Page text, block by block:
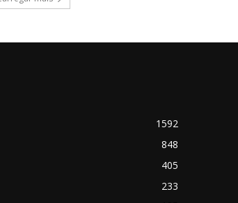
1592
848
405
233